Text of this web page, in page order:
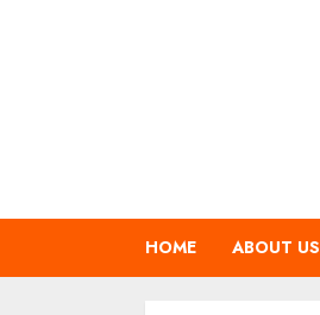
HOME ABOUT US